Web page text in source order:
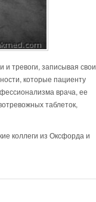
и тревоги, записывая свои
которые пациенту
врача, ее
таблеток,
коллеги из Оксфорда и